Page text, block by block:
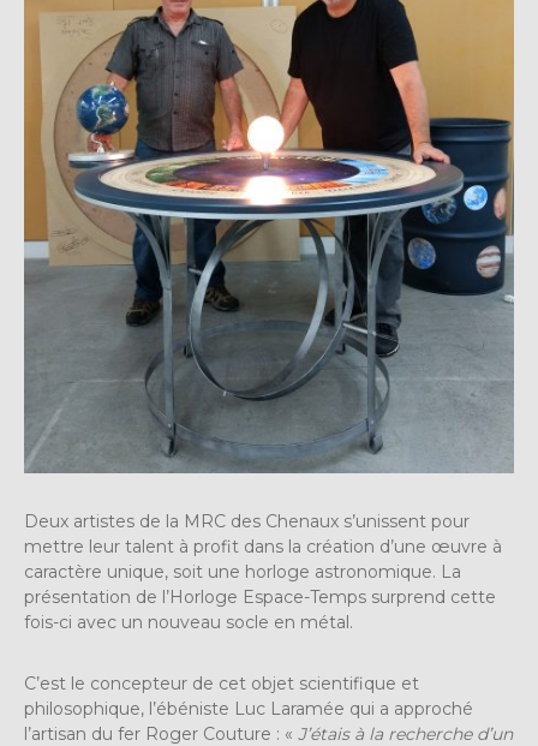
Deux artistes de la MRC des Chenaux s’unissent pour
mettre leur talent à profit dans la création d’une œuvre à
caractère unique, soit une horloge astronomique. La
présentation de l’Horloge Espace-Temps surprend cette
fois-ci avec un nouveau socle en métal.
C’est le concepteur de cet objet scientifique et
philosophique, l’ébéniste Luc Laramée qui a approché
l’artisan du fer Roger Couture : « J’étais à la recherche d’un